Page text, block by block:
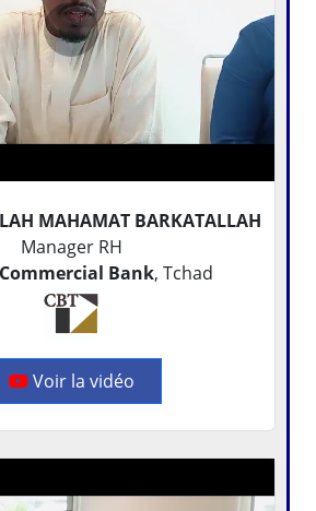
MAHAMAT BARKATALLAH
Manager RH
Bank, Tchad
Voir la vidéo